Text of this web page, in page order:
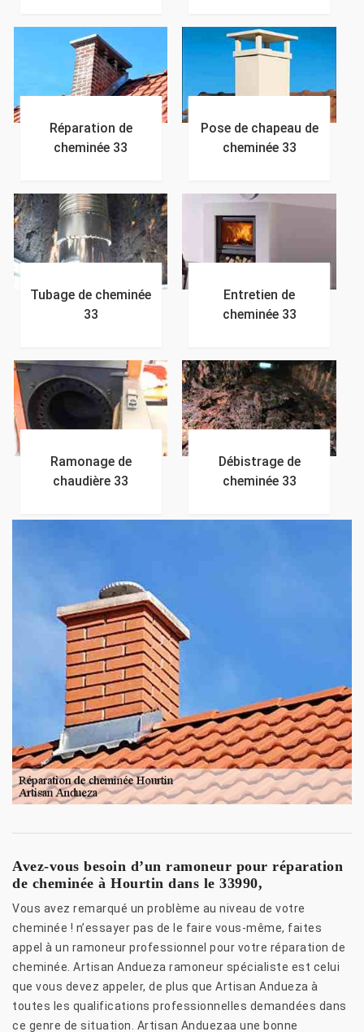
Réparation de
cheminée 33
Pose de chapeau de
cheminée 33
Tubage de cheminée
33
Entretien de
cheminée 33
Ramonage de
chaudière 33
Débistrage de
cheminée 33
Avez-vous besoin d’un ramoneur pour réparation
de cheminée à Hourtin dans le 33990,
Vous avez remarqué un problème au niveau de votre
cheminée ! n’essayer pas de le faire vous-même, faites
appel à un ramoneur professionnel pour votre réparation de
cheminée. Artisan Andueza ramoneur spécialiste est celui
que vous devez appeler, de plus que Artisan Andueza à
toutes les qualifications professionnelles demandées dans
ce genre de situation. Artisan Anduezaa une bonne